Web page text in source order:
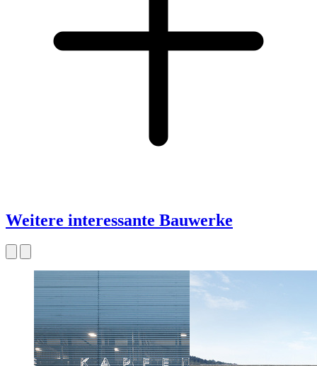
Weitere interessante Bauwerke